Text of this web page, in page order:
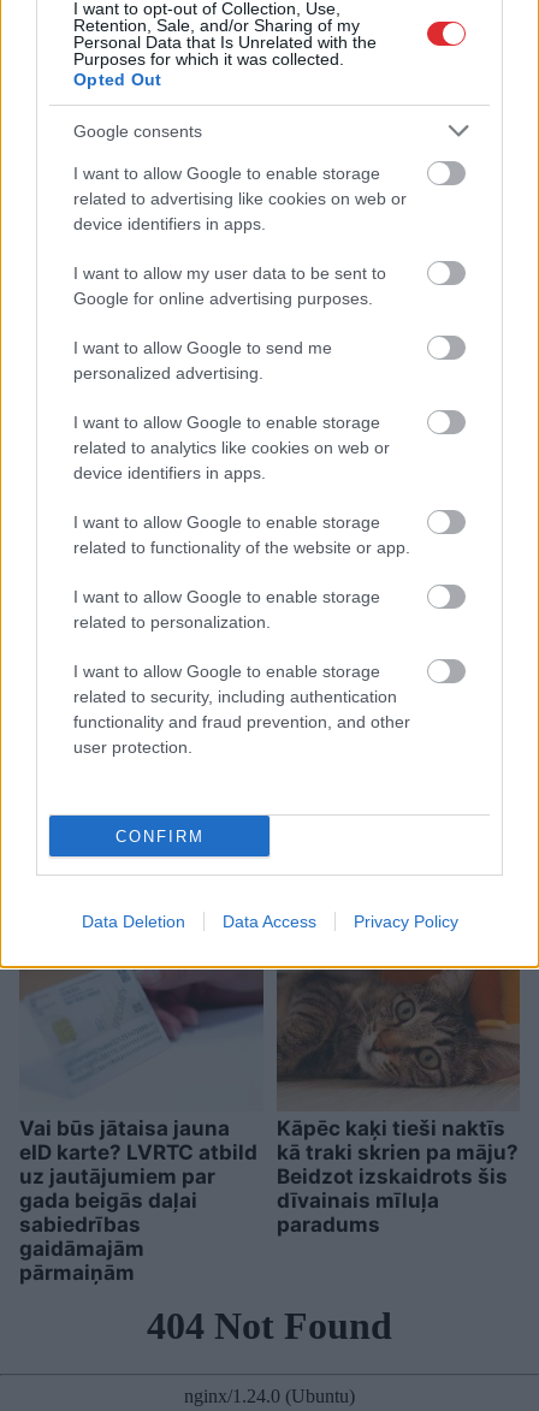
I want to opt-out of Collection, Use,
Retention, Sale, and/or Sharing of my
Personal Data that Is Unrelated with the
Purposes for which it was collected.
Opted Out
Google consents
I want to allow Google to enable storage
related to advertising like cookies on web or
device identifiers in apps.
I want to allow my user data to be sent to
Google for online advertising purposes.
I want to allow Google to send me
personalized advertising.
I want to allow Google to enable storage
related to analytics like cookies on web or
device identifiers in apps.
I want to allow Google to enable storage
related to functionality of the website or app.
I want to allow Google to enable storage
related to personalization.
I want to allow Google to enable storage
related to security, including authentication
functionality and fraud prevention, and other
user protection.
CONFIRM
Data Deletion Data Access Privacy Policy
gatavs jau tagad!
Miris rokmūzikas
apskatnieks Klāss
Vāvere
Pircēji pie cenu zīmes
matemātika uz brīdi
Nosaukti nāvējošākie
automobiļi uz ceļiem:
turam īkšķus, lai neatrodi
sarakstā savu auto
Vai būs jātaisa jauna
eID karte? LVRTC atbild
uz jautājumiem par
gada beigās daļai
sabiedrības
gaidāmajām
pārmaiņām
Kāpēc kaķi tieši naktīs
kā traki skrien pa māju?
Beidzot izskaidrots šis
dīvainais mīluļa
paradums
Atcelt Ziņot